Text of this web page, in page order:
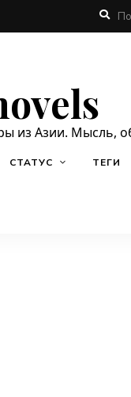
из Азии. Мысль,
СТАТУС ТЕГИ